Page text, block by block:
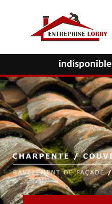
indisponible